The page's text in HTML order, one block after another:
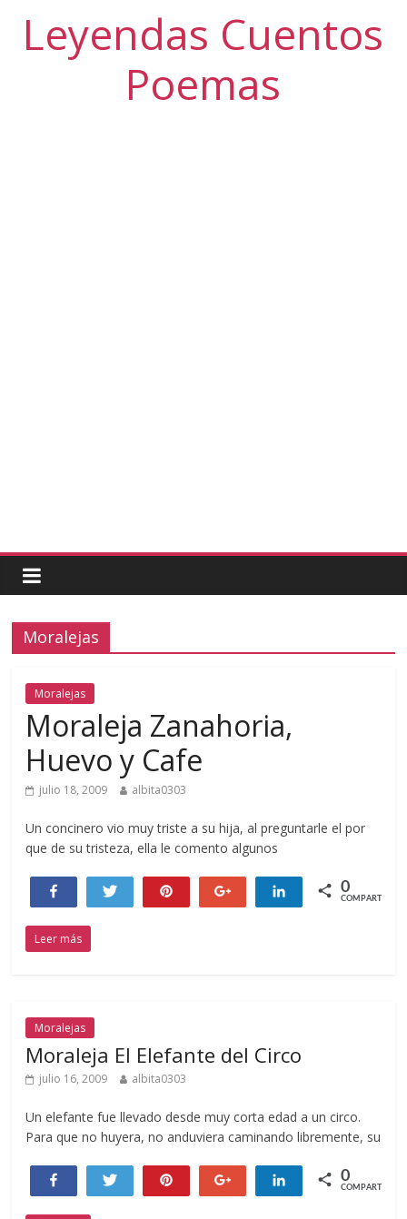
Leyendas Cuentos
Poemas
Moralejas
Moralejas
Moraleja Zanahoria,
Huevo y Cafe
julio 18, 2009 albita0303
Un concinero vio muy triste a su hija, al preguntarle el por
que de su tristeza, ella le comento algunos
Compartir Twittear Compartir
0
COMPARTIR
Leer más
Moralejas
Moraleja El Elefante del Circo
julio 16, 2009 albita0303
Un elefante fue llevado desde muy corta edad a un circo.
Para que no huyera, no anduviera caminando libremente, su
Compartir Twittear Compartir
0
COMPARTIR